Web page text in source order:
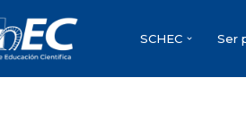
SCHEC Ser